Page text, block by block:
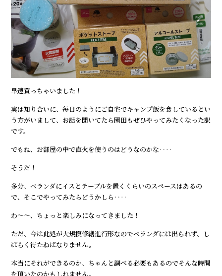
早速買っちゃいました！
実は知り合いに、毎日のようにご自宅でキャンプ飯を食しているとい
う方がいまして、お話を聞いてたら園田もぜひやってみたくなった訳
です。
でもね、お部屋の中で直火を使うのはどうなのかな‥‥
そうだ！
多分、ベランダにイスとテーブルを置くくらいのスペースはあるの
で、そこでやってみたらどうかしら‥‥
わ～～、ちょっと楽しみになってきました！
ただ、今は此処が大規模修繕進行形なのでベランダには出られず、し
ばらく待たねばなりません。
本当にそれができるのか、ちゃんと調べる必要もあるのでそんな時間
を頂いたのかもしれません。